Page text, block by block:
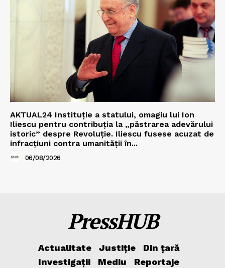
AKTUAL24 Instituție a statului, omagiu lui Ion
Iliescu pentru contribuția la „păstrarea adevărului
istoric” despre Revoluție. Iliescu fusese acuzat de
infracțiuni contra umanității în...
06/08/2026
PressHUB
Actualitate Justiție
Din țară
Investigații
Mediu
Reportaje